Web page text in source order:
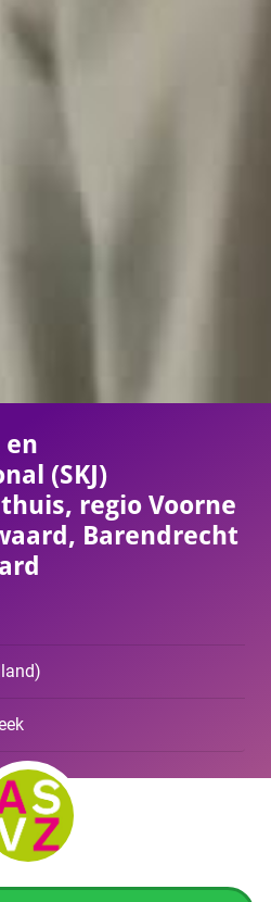
en
(SKJ)
regio Voorne
Barendrecht
)